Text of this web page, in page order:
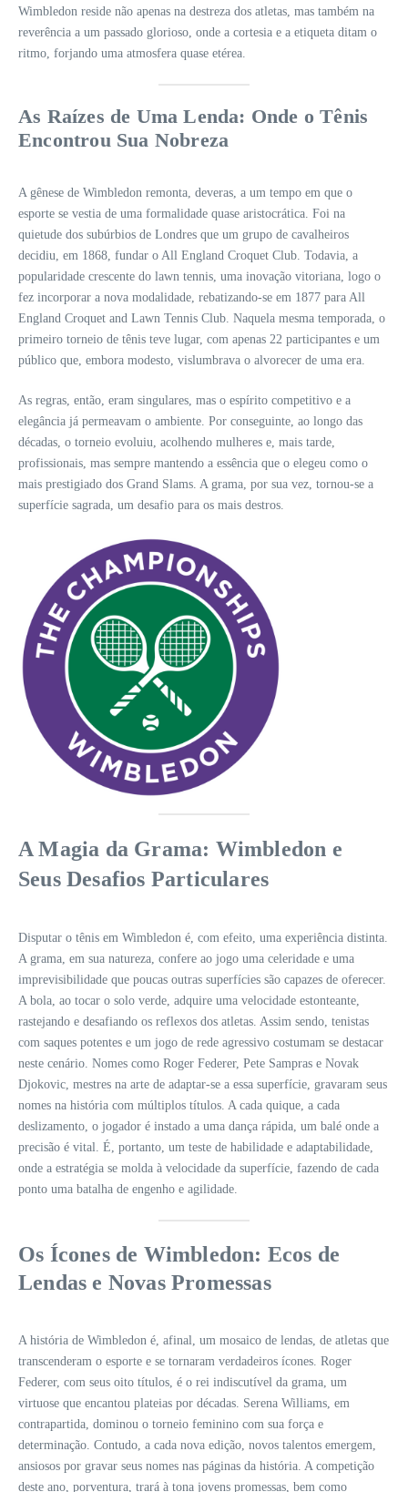
Wimbledon reside não apenas na destreza dos atletas, mas também na
reverência a um passado glorioso, onde a cortesia e a etiqueta ditam o
ritmo, forjando uma atmosfera quase etérea.
As Raízes de Uma Lenda: Onde o Tênis
Encontrou Sua Nobreza
A gênese de Wimbledon remonta, deveras, a um tempo em que o
esporte se vestia de uma formalidade quase aristocrática. Foi na
quietude dos subúrbios de Londres que um grupo de cavalheiros
decidiu, em 1868, fundar o All England Croquet Club. Todavia, a
popularidade crescente do lawn tennis, uma inovação vitoriana, logo o
fez incorporar a nova modalidade, rebatizando-se em 1877 para All
England Croquet and Lawn Tennis Club. Naquela mesma temporada, o
primeiro torneio de tênis teve lugar, com apenas 22 participantes e um
público que, embora modesto, vislumbrava o alvorecer de uma era.
As regras, então, eram singulares, mas o espírito competitivo e a
elegância já permeavam o ambiente. Por conseguinte, ao longo das
décadas, o torneio evoluiu, acolhendo mulheres e, mais tarde,
profissionais, mas sempre mantendo a essência que o elegeu como o
mais prestigiado dos Grand Slams. A grama, por sua vez, tornou-se a
superfície sagrada, um desafio para os mais destros.
A Magia da Grama: Wimbledon e
Seus Desafios Particulares
Disputar o tênis em Wimbledon é, com efeito, uma experiência distinta.
A grama, em sua natureza, confere ao jogo uma celeridade e uma
imprevisibilidade que poucas outras superfícies são capazes de oferecer.
A bola, ao tocar o solo verde, adquire uma velocidade estonteante,
rastejando e desafiando os reflexos dos atletas. Assim sendo, tenistas
com saques potentes e um jogo de rede agressivo costumam se destacar
neste cenário. Nomes como Roger Federer, Pete Sampras e Novak
Djokovic, mestres na arte de adaptar-se a essa superfície, gravaram seus
nomes na história com múltiplos títulos. A cada quique, a cada
deslizamento, o jogador é instado a uma dança rápida, um balé onde a
precisão é vital. É, portanto, um teste de habilidade e adaptabilidade,
onde a estratégia se molda à velocidade da superfície, fazendo de cada
ponto uma batalha de engenho e agilidade.
Os Ícones de Wimbledon: Ecos de
Lendas e Novas Promessas
A história de Wimbledon é, afinal, um mosaico de lendas, de atletas que
transcenderam o esporte e se tornaram verdadeiros ícones. Roger
Federer, com seus oito títulos, é o rei indiscutível da grama, um
virtuose que encantou plateias por décadas. Serena Williams, em
contrapartida, dominou o torneio feminino com sua força e
determinação. Contudo, a cada nova edição, novos talentos emergem,
ansiosos por gravar seus nomes nas páginas da história. A competição
deste ano, porventura, trará à tona jovens promessas, bem como